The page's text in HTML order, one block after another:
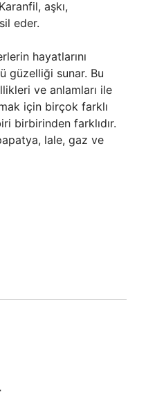
aşkı,
eder.
hayatlarını
güzelliği sunar. Bu
ve anlamları ile
için birçok farklı
birbirinden farklıdır.
lale, gaz ve